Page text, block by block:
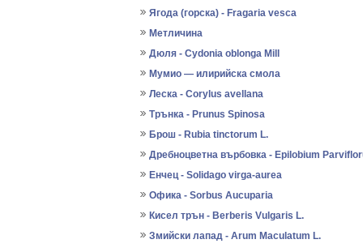
Ягода (горска) - Fragaria vesca
Метличина
Дюля - Cydonia oblonga Mill
Мумио — илирийска смола
Леска - Corylus avellana
Трънка - Prunus Spinosa
Брош - Rubia tinctorum L.
Дребноцветна върбовка - Epilobium
Енчец - Solidago virga-aurea
Офика - Sorbus Aucuparia
Кисел трън - Berberis Vulgaris L.
Змийски лапад - Arum Maculatum L.